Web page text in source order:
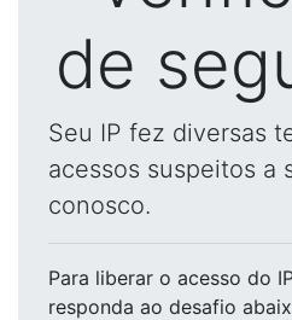
de
Seu IP fez diversas
acessos suspeitos a
conosco.
Para liberar o acesso do
responda ao desafio